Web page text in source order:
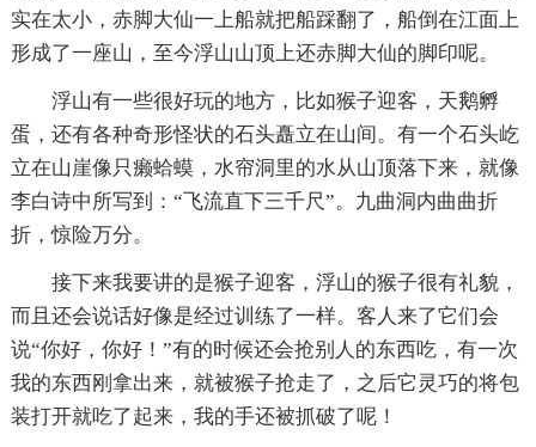
实在太小，赤脚大仙一上船就把船踩翻了，船倒在江面上
形成了一座山，至今浮山山顶上还赤脚大仙的脚印呢。
浮山有一些很好玩的地方，比如猴子迎客，天鹅孵
蛋，还有各种奇形怪状的石头矗立在山间。有一个石头屹
立在山崖像只癞蛤蟆，水帘洞里的水从山顶落下来，就像
李白诗中所写到：“飞流直下三千尺”。九曲洞内曲曲折
折，惊险万分。
接下来我要讲的是猴子迎客，浮山的猴子很有礼貌，
而且还会说话好像是经过训练了一样。客人来了它们会
说“你好，你好！”有的时候还会抢别人的东西吃，有一次
我的东西刚拿出来，就被猴子抢走了，之后它灵巧的将包
装打开就吃了起来，我的手还被抓破了呢！